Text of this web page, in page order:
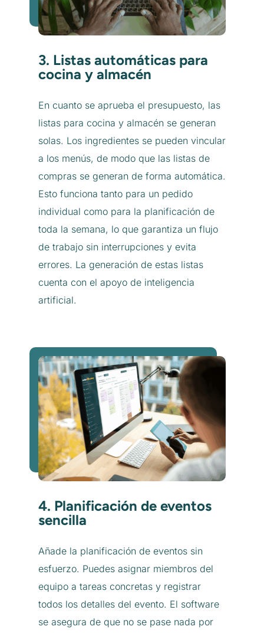
3. Listas automáticas para
cocina y almacén
En cuanto se aprueba el presupuesto, las
listas para cocina y almacén se generan
solas. Los ingredientes se pueden vincular
a los menús, de modo que las listas de
compras se generan de forma automática.
Esto funciona tanto para un pedido
individual como para la planificación de
toda la semana, lo que garantiza un flujo
de trabajo sin interrupciones y evita
errores. La generación de estas listas
cuenta con el apoyo de inteligencia
artificial.
4. Planificación de eventos
sencilla
Añade la planificación de eventos sin
esfuerzo. Puedes asignar miembros del
equipo a tareas concretas y registrar
todos los detalles del evento. El software
se asegura de que no se pase nada por